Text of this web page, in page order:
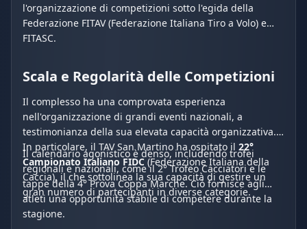
l'organizzazione di competizioni sotto l'egida della
Federazione FITAV (Federazione Italiana Tiro a Volo) e
FITASC.
Scala e Regolarità delle Competizioni
Il complesso ha una comprovata esperienza
nell'organizzazione di grandi eventi nazionali, a
testimonianza della sua elevata capacità organizzativa.
In particolare, il TAV San Martino ha ospitato il 22°
Campionato Italiano FIDC(Federazione Italiana della
Caccia), il che sottolinea la sua capacità di gestire un
gran numero di partecipanti in diverse categorie.
Il calendario agonistico è denso, includendo trofei
regionali e nazionali, come il 2° Trofeo Cacciatori e le
tappe della 4° Prova Coppa Marche. Ciò fornisce agli
atleti una opportunità stabile di competere durante la
stagione.